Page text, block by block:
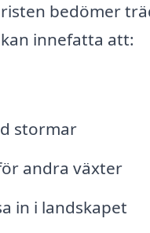
bedömer
innefatta att:
stormar
andra växter
in i landskapet